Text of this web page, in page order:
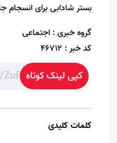
بستر شادابی برای انسجام
گروه خبری : اجتماعی
کد خبر : 46712
کپی لینک کوتاه
کلمات کلیدی